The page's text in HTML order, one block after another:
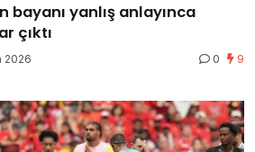
bayanı yanlış anlayınca
çıktı
2026 0 9